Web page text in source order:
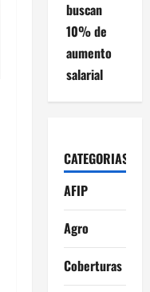
buscan
10% de
aumento
salarial
CATEGORIAS
AFIP
Agro
Coberturas